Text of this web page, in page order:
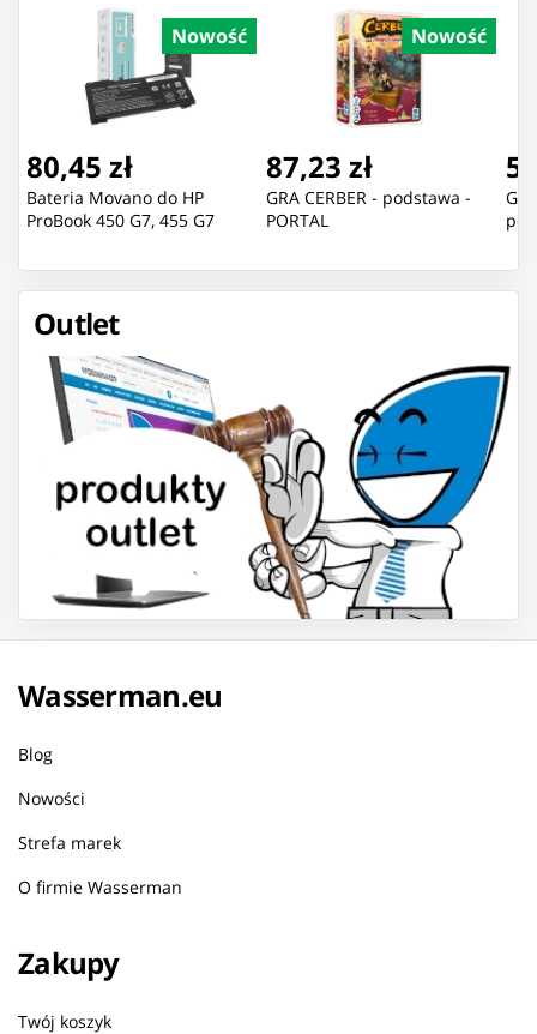
Nowość
80,45 zł
Bateria Movano do HP
ProBook 450 G7, 455 G7
Nowość
87,23 zł
GRA CERBER - podstawa -
PORTAL
Outlet
Wasserman.eu
Blog
Nowości
Strefa marek
O firmie Wasserman
Zakupy
Twój koszyk